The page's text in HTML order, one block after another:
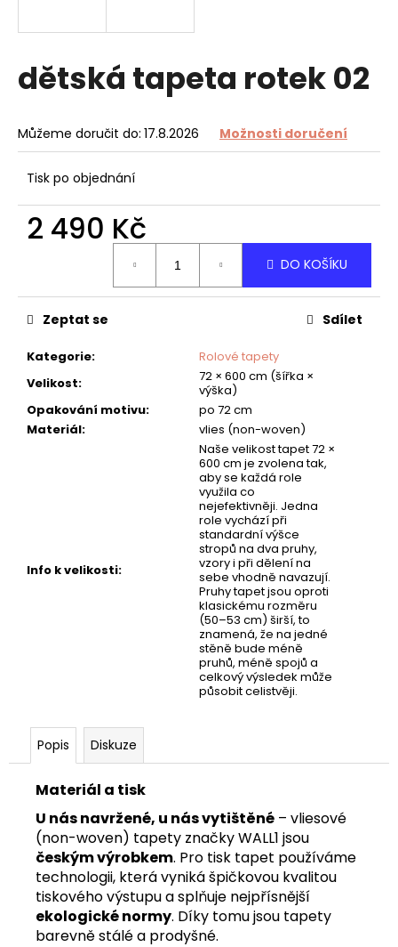
dětská tapeta rotek 02
Můžeme doručit do: 17.8.2026 Možnosti doručení
Tisk po objednání
2 490 Kč
DO KOŠÍKU
Kategorie:
Rolové tapety
Velikost:
72 × 600 cm (šířka ×
výška)
Opakování motivu:
po 72 cm
Materiál: vlies (non-woven)
Info k velikosti:
Naše velikost tapet 72 ×
600 cm je zvolena tak,
aby se každá role
využila co
nejefektivněji. Jedna
role vychází při
standardní výšce
stropů na dva pruhy,
vzory i při dělení na
sebe vhodně navazují.
Pruhy tapet jsou oproti
klasickému rozměru
(50–53 cm) širší, to
znamená, že na jedné
stěně bude méně
pruhů, méně spojů a
celkový výsledek může
působit celistvěji.
Zeptat se Sdílet
Popis Diskuze
Materiál a tisk
U nás navržené, u nás vytištěné – vliesové
(non-woven) tapety značky WALL1 jsou
českým výrobkem. Pro tisk tapet používáme
technologii, která vyniká špičkovou kvalitou
tiskového výstupu a splňuje nejpřísnější
ekologické normy. Díky tomu jsou tapety
barevně stálé a prodyšné.
í
t
HLEDAT
o
p
u
č
u
NET